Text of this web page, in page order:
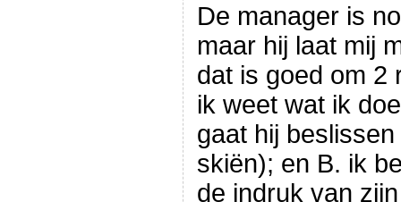
De manager is
maar hij laat mij
dat is goed om 2
ik weet wat ik
gaat hij
skiën); en B. ik
de indruk van